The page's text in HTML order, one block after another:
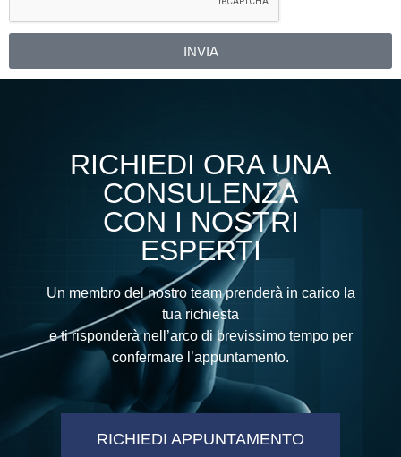
INVIA
Alternative:
RICHIEDI ORA UNA
CONSULENZA
CON I NOSTRI
ESPERTI
Un membro del nostro team prenderà in carico la
tua richiesta
e ti risponderà nell’arco di brevissimo tempo per
confermare l’appuntamento.
RICHIEDI APPUNTAMENTO